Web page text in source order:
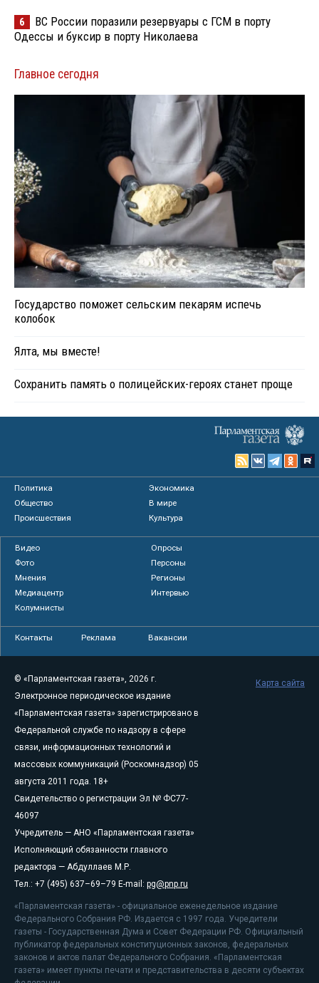
6
ВС России поразили резервуары с ГСМ в порту
Одессы и буксир в порту Николаева
Главное сегодня
Государство поможет сельским пекарям испечь
колобок
Ялта, мы вместе!
Сохранить память о полицейских-героях станет проще
Политика
Экономика
Общество
В мире
Происшествия
Культура
Видео
Опросы
Фото
Персоны
Мнения
Регионы
Медиацентр
Интервью
Колумнисты
Контакты Реклама Вакансии
© «Парламентская газета», 2026 г.
Электронное периодическое издание
«Парламентская газета» зарегистрировано в
Федеральной службе по надзору в сфере
связи, информационных технологий и
массовых коммуникаций (Роскомнадзор) 05
августа 2011 года. 18+
Свидетельство о регистрации Эл № ФС77-
46097
Учредитель — АНО «Парламентская газета»
Исполняющий обязанности главного
редактора — Абдуллаев М.Р.
Тел.: +7 (495) 637–69–79 E-mail: pg@pnp.ru
«Парламентская газета» - официальное еженедельное издание
Федерального Собрания РФ. Издается с 1997 года. Учредители
газеты - Государственная Дума и Совет Федерации РФ. Официальный
публикатор федеральных конституционных законов, федеральных
законов и актов палат Федерального Собрания. «Парламентская
газета» имеет пункты печати и представительства в десяти субъектах
Карта сайта